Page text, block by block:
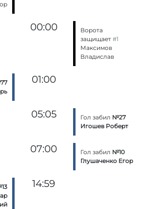
00:00
Ворота
защищает #1
Максимов
Владислав
01:00
05:05 Гол забил №27
Игошев Роберт
07:00 Гол забил №10
Глушаченко Егор
14:59